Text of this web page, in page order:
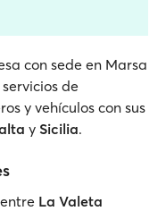
con sede en Marsa
de
y vehículos con sus
y Sicilia.
entre La Valeta